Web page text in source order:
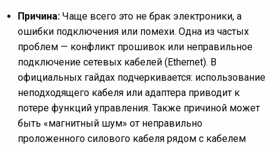
Причина:Чаще всего это не брак электроники, а
ошибки подключения или помехи. Одна из частых
проблем — конфликт прошивок или неправильное
подключение сетевых кабелей (Ethernet). В
официальных гайдах подчеркивается: использование
неподходящего кабеля или адаптера приводит к
потере функций управления. Также причиной может
быть «магнитный шум» от неправильно
проложенного силового кабеля рядом с кабелем